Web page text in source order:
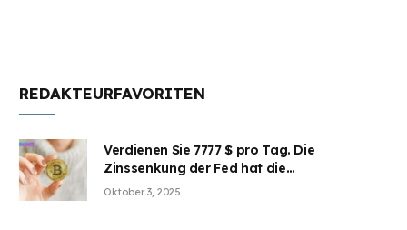
REDAKTEURFAVORITEN
Verdienen Sie 7777 $ pro Tag. Die
Zinssenkung der Fed hat die
Aufmerksamkeit des Marktes erregt.
Oktober 3, 2025